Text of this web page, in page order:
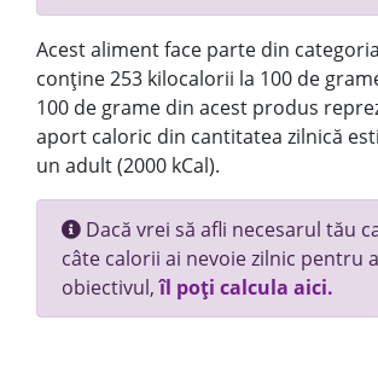
Acest aliment face parte din
conține 253 kilocalorii la 100 de
100 de grame din acest produs
aport caloric din cantitatea zilnică
un adult (2000 kCal).
Dacă vrei să afli necesarul tău
câte calorii ai nevoie zilnic pentru
obiectivul,îl poți calcula aici.